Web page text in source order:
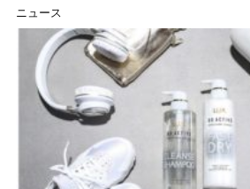
ニュース